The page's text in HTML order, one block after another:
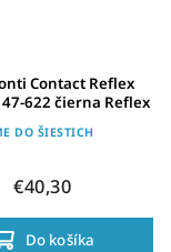
Contact Reflex
622 čierna Reflex
DO ŠIESTICH
€40,30
Do košíka